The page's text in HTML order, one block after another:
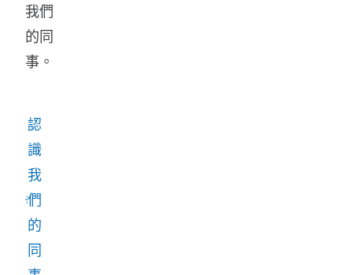
我們
的同
事。
認
識
我
們
的
同